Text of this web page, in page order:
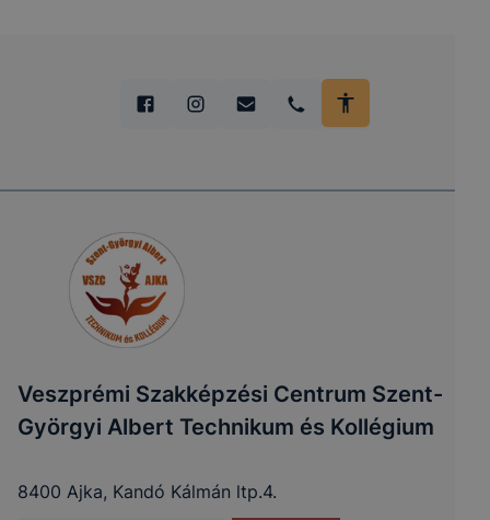
Veszprémi Szakképzési Centrum Szent-
Györgyi Albert Technikum és Kollégium
8400 Ajka, Kandó Kálmán ltp.4.